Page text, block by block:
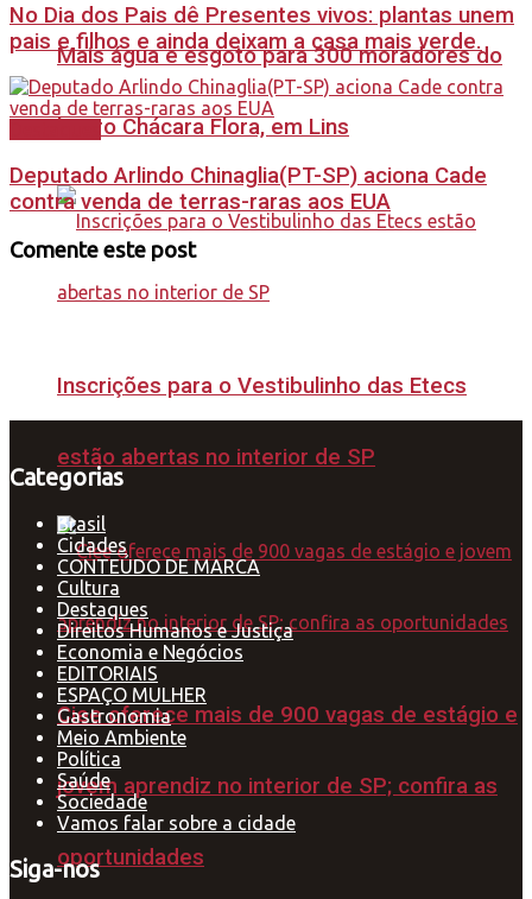
Mais água e esgoto para 300 moradores do
bairro Chácara Flora, em Lins
Inscrições para o Vestibulinho das Etecs
estão abertas no interior de SP
Ciee oferece mais de 900 vagas de estágio e
jovem aprendiz no interior de SP; confira as
oportunidades
No Dia dos Pais dê Presentes vivos: plantas unem
pais e filhos e ainda deixam a casa mais verde.
Deputado Arlindo Chinaglia(PT-SP) aciona Cade
contra venda de terras-raras aos EUA
Comente este post
Categorias
Brasil
Cidades
CONTEÚDO DE MARCA
Cultura
Destaques
Direitos Humanos e Justiça
Economia e Negócios
EDITORIAIS
ESPAÇO MULHER
Gastronomia
Meio Ambiente
Política
Saúde
Sociedade
Vamos falar sobre a cidade
Siga-nos